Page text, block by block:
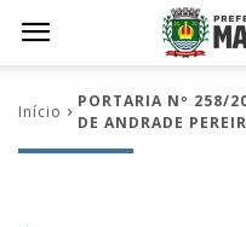
Início
PORTARIA Nº 258/
DE ANDRADE